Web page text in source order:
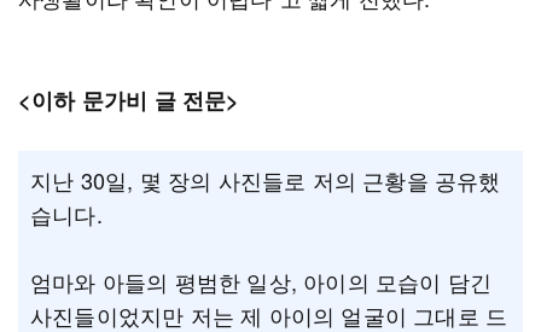
<이하 문가비 글 전문>
지난 30일, 몇 장의 사진들로 저의 근황을 공유했
습니다.
엄마와 아들의 평범한 일상, 아이의 모습이 담긴
사진들이었지만 저는 제 아이의 얼굴이 그대로 드